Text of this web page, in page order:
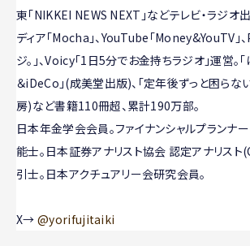
東「NIKKEI NEWS NEXT」などテレビ・ラジオ
ディア「Mocha」、YouTube「Money&YouTV」
ジ。」、Voicy「1日5分でお金持ちラジオ」運営。
＆iDeCo」(成美堂出版)、「定年後ずっと困らな
房)など書籍110冊超、累計190万部。
日本年金学会会員。ファイナンシャルプランナ
能士。日本証券アナリスト協会 認定アナリスト
引士。日本アクチュアリー会研究会員。
X→ @yorifujitaiki